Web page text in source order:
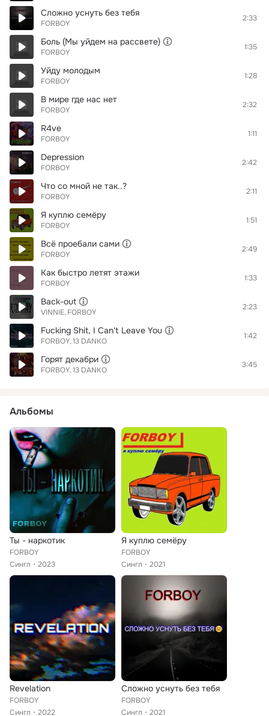
Сложно уснуть без тебя
FORBOY
2:33
Боль (Мы уйдем на рассвете)
FORBOY
1:35
Уйду молодым
FORBOY
1:28
В мире где нас нет
FORBOY
2:32
R4ve
FORBOY
1:11
Depression
FORBOY
2:42
Что со мной не так..?
FORBOY
2:11
Я куплю семёру
FORBOY
1:51
Всё проебали сами
FORBOY
2:49
Как быстро летят этажи
FORBOY
1:33
Back-out
VINNIE FORBOY
2:23
Fucking Shit, I Can't Leave You
FORBOY 13 DANKO
1:42
Горят декабри
FORBOY 13 DANKO
3:45
Альбомы
Ты - наркотик
FORBOY
Сингл
2023
Я куплю семёру
FORBOY
Сингл
2021
Revelation
FORBOY
Сингл
2022
Сложно уснуть без тебя
FORBOY
Сингл
2021